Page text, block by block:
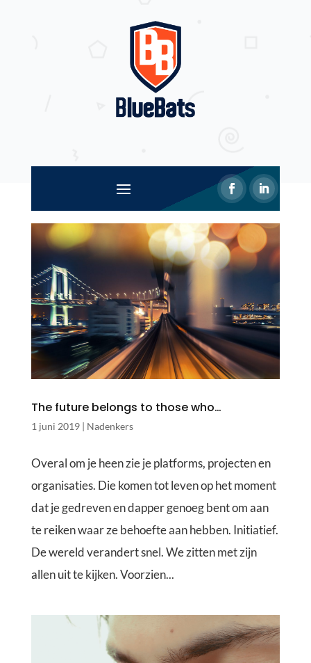
The future belongs to those who…
1 juni 2019| Nadenkers
Overal om je heen zie je platforms, projecten en
organisaties. Die komen tot leven op het moment
dat je gedreven en dapper genoeg bent om aan
te reiken waar ze behoefte aan hebben. Initiatief.
De wereld verandert snel. We zitten met zijn
allen uit te kijken. Voorzien...